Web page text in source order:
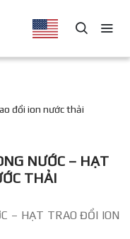
đổi ion nước thải
NƯỚC – HẠT
THẢI
– HẠT TRAO ĐỔI ION